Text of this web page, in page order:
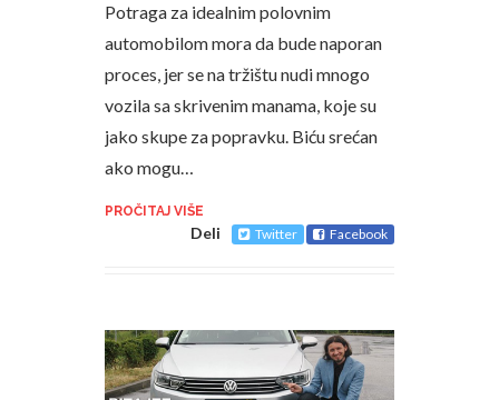
Potraga za idealnim polovnim
automobilom mora da bude naporan
proces, jer se na tržištu nudi mnogo
vozila sa skrivenim manama, koje su
jako skupe za popravku. Biću srećan
ako mogu…
PROČITAJ VIŠE
Deli Twitter Facebook